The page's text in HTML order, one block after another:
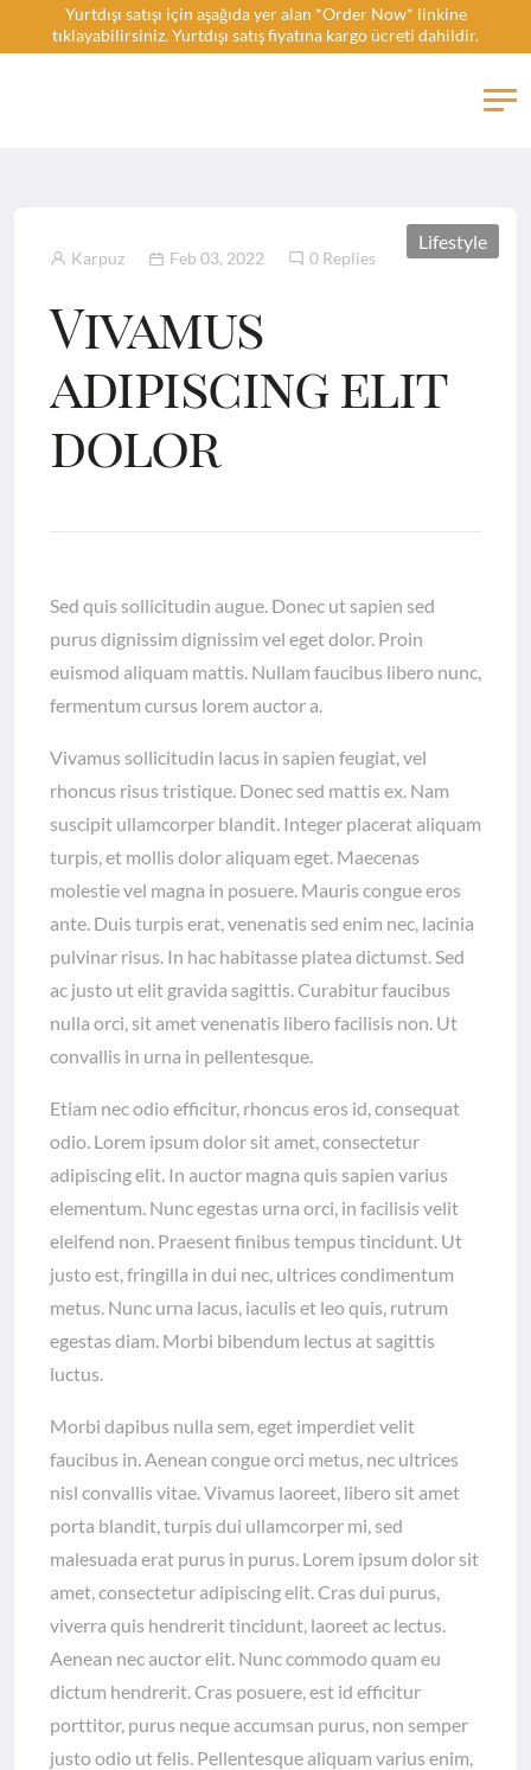
Yurtdışı satışı için aşağıda yer alan *Order Now* linkine
tıklayabilirsiniz. Yurtdışı satış fiyatına kargo ücreti dahildir.
Lifestyle
Karpuz Feb 03, 2022 0 Replies
Vivamus
adipiscing elit
dolor
Sed quis sollicitudin augue. Donec ut sapien sed
purus dignissim dignissim vel eget dolor. Proin
euismod aliquam mattis. Nullam faucibus libero nunc,
fermentum cursus lorem auctor a.
Vivamus sollicitudin lacus in sapien feugiat, vel
rhoncus risus tristique. Donec sed mattis ex. Nam
suscipit ullamcorper blandit. Integer placerat aliquam
turpis, et mollis dolor aliquam eget. Maecenas
molestie vel magna in posuere. Mauris congue eros
ante. Duis turpis erat, venenatis sed enim nec, lacinia
pulvinar risus. In hac habitasse platea dictumst. Sed
ac justo ut elit gravida sagittis. Curabitur faucibus
nulla orci, sit amet venenatis libero facilisis non. Ut
convallis in urna in pellentesque.
Etiam nec odio efficitur, rhoncus eros id, consequat
odio. Lorem ipsum dolor sit amet, consectetur
adipiscing elit. In auctor magna quis sapien varius
elementum. Nunc egestas urna orci, in facilisis velit
eleifend non. Praesent finibus tempus tincidunt. Ut
justo est, fringilla in dui nec, ultrices condimentum
metus. Nunc urna lacus, iaculis et leo quis, rutrum
egestas diam. Morbi bibendum lectus at sagittis
luctus.
Morbi dapibus nulla sem, eget imperdiet velit
faucibus in. Aenean congue orci metus, nec ultrices
nisl convallis vitae. Vivamus laoreet, libero sit amet
porta blandit, turpis dui ullamcorper mi, sed
malesuada erat purus in purus. Lorem ipsum dolor sit
amet, consectetur adipiscing elit. Cras dui purus,
viverra quis hendrerit tincidunt, laoreet ac lectus.
Aenean nec auctor elit. Nunc commodo quam eu
dictum hendrerit. Cras posuere, est id efficitur
porttitor, purus neque accumsan purus, non semper
justo odio ut felis. Pellentesque aliquam varius enim,